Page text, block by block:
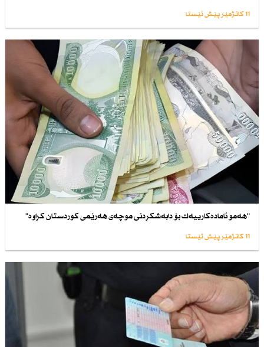
11 کاتژمێر پێش ئێستا
"هەمو ئامادەكارییەك بۆ دابەشكردنی موچەی هەرێمی كوردستان كراوە"
11 کاتژمێر پێش ئێستا